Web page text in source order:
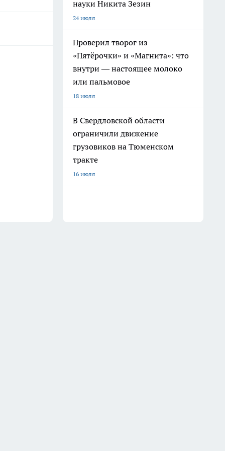
науки Никита Зезин
24 июля
Проверил творог из
«Пятёрочки» и «Магнита»: что
внутри — настоящее молоко
или пальмовое
18 июля
В Свердловской области
ограничили движение
грузовиков на Тюменском
тракте
16 июля